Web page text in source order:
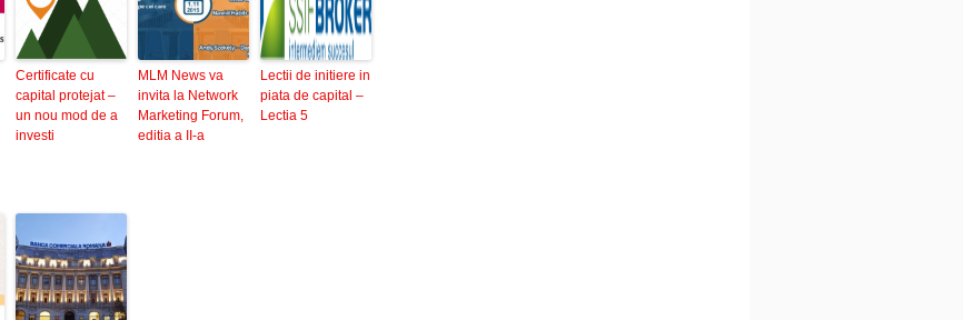
Certificate cu
capital protejat –
un nou mod de a
investi
MLM News va
invita la Network
Marketing Forum,
editia a II-a
Lectii de initiere in
piata de capital –
Lectia 5